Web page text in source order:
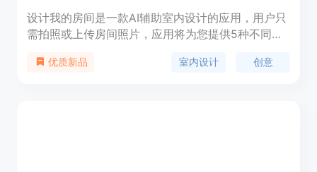
设计我的房间是一款AI辅助室内设计的应用，用户只
需拍照或上传房间照片，应用将为您提供5种不同的
为您的家装项目注入创意。应用简单易用，功能强
优质新品 室内设计 创意